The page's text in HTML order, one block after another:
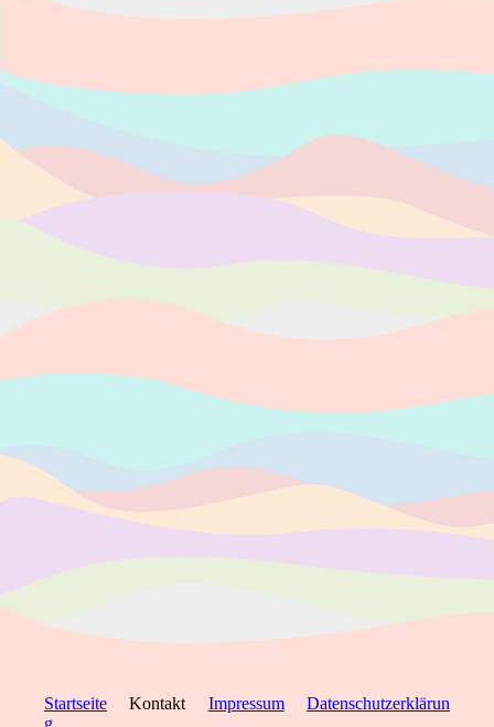
Startseite Kontakt Impressum
Datenschutzerklärun
g